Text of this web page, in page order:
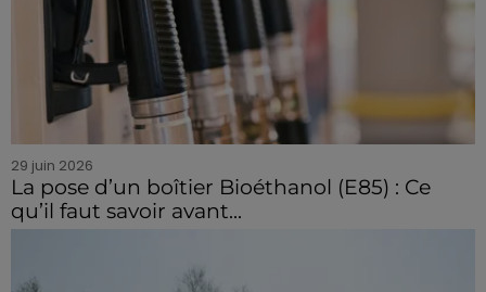
29 juin 2026
La pose d’un boîtier Bioéthanol (E85) : Ce
qu’il faut savoir avant...